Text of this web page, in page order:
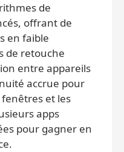
de
offrant de
en faible
de retouche
entre appareils
accrue pour
et les
apps
pour gagner en